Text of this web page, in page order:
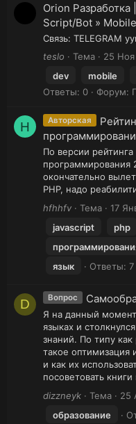
Orion Разработка
Script/Bot »
Связь: TELEGRAM
teslo
Тема 25
dev
mobile
Ответы: 0
Форум:
H Авторская
По версии
программирования
окончательно
PHP, надо
hfhhfv
Тема 17
javascript
php
язык
Ответы: 7
D Вопрос
Я на данный момент
языках и
знаний. По типу как
такое оптимизация
и как их
посоветовать
dizzneyk
Тема 25
образование